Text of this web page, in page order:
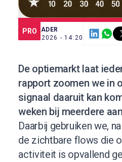
PRO
SCE TRADER
2 JUL. 2026 - 14:20
De optiemarkt laat
rapport zoomen we in
signaal daaruit kan
weken bij meerdere
Daarbij gebruiken we,
de zichtbare flows die
activiteit is opvallend